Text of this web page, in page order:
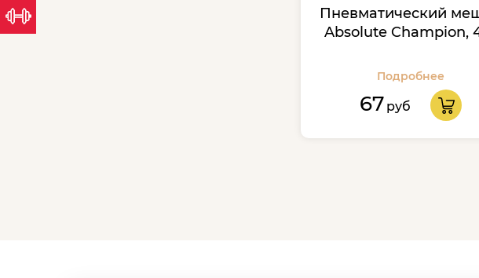
Пневматический
Absolute Champion,
Подробнее
67 руб